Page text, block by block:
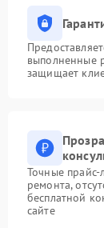
выполненные
защищает
Точные прайс-
ремонта,
бесплатной
сайте